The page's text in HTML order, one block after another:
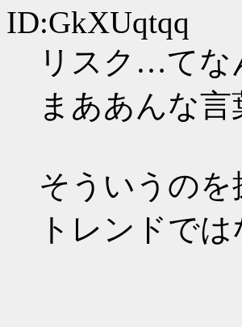
ID:GkXUqtqq
リスク…てな
まああんな
そういうのを
トレンドで